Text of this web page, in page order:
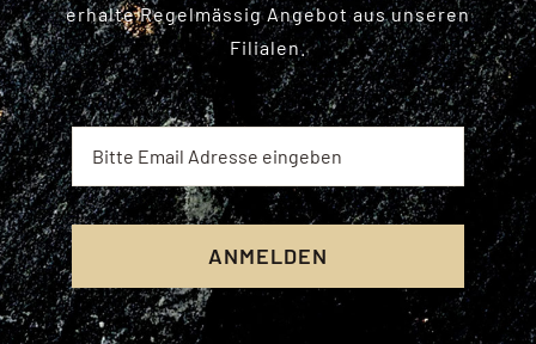
erhalte Regelmässig Angebot aus unseren
Filialen.
ANMELDEN